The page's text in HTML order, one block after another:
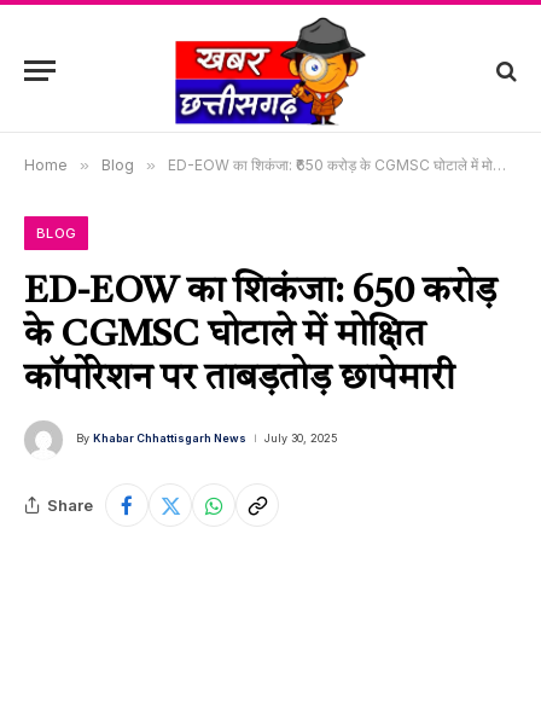
Home » Blog » ED-EOW का शिकंजा: ₹650 करोड़ के CGMSC घोटाले में मोक्षित कॉर्पोरेशन पर ताबड़तोड़ छापेमारी
BLOG
ED-EOW का शिकंजा: ₹650 करोड़
के CGMSC घोटाले में मोक्षित
कॉर्पोरेशन पर ताबड़तोड़ छापेमारी
By Khabar Chhattisgarh News July 30, 2025
Share